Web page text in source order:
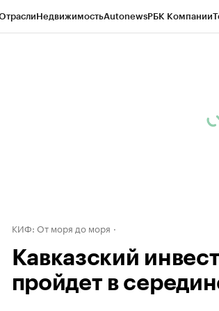
НедвижимостьAutonewsРБК Компании
КИФ: От моря до моря
Кавказский
пройдет в